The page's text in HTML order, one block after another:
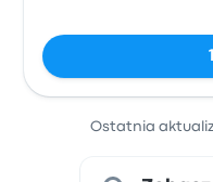
Ostatnia